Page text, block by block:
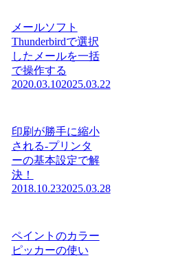
メールソフト
Thunderbirdで選択
したメールを一括
で操作する
2020.03.102025.03.22
印刷が勝手に縮小
される-プリンタ
ーの基本設定で解
決！
2018.10.232025.03.28
ペイントのカラー
ピッカーの使い